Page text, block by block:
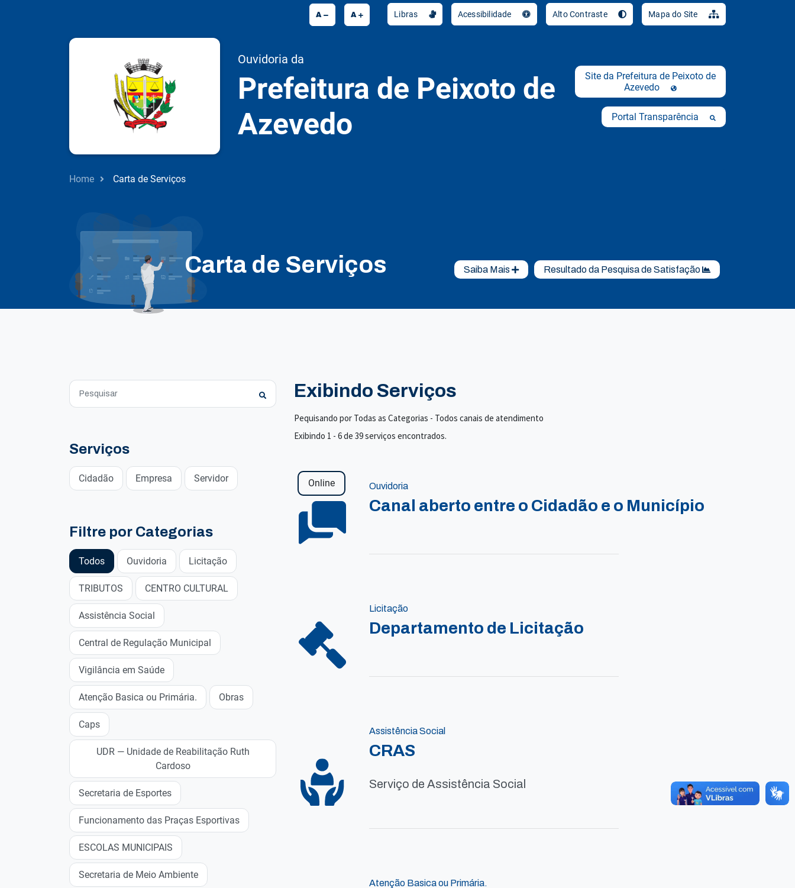
A A Libras Acessibilidade Alto Contraste Mapa do Site
Ouvidoria da
Prefeitura de Peixoto de
Azevedo
Site da Prefeitura de Peixoto de
Azevedo
Portal Transparência
Home Carta de Serviços
Carta de Serviços Saiba Mais Resultado da Pesquisa de Satisfação
Serviços
Cidadão Empresa Servidor
Filtre por Categorias
Todos Ouvidoria Licitação
TRIBUTOS CENTRO CULTURAL
Assistência Social
Central de Regulação Municipal
Vigilância em Saúde
Atenção Basica ou Primária. Obras
Caps
UDR — Unidade de Reabilitação Ruth
Cardoso
Secretaria de Esportes
Funcionamento das Praças Esportivas
ESCOLAS MUNICIPAIS
Secretaria de Meio Ambiente
Exibindo Serviços
Pequisando por Todas as Categorias - Todos canais de atendimento
Exibindo 1 - 6 de 39 serviços encontrados.
Online Ouvidoria
Canal aberto entre o Cidadão e o Município
Licitação
Departamento de Licitação
Assistência Social
CRAS
Serviço de Assistência Social
Atenção Basica ou Primária.